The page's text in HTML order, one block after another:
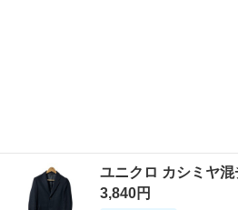
ユニクロ カシミヤ
3,840円